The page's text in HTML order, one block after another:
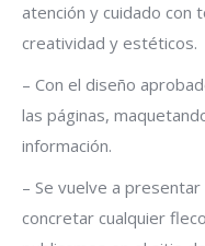
atención y cuidado con
creatividad y estéticos.
– Con el diseño
las páginas,
información.
– Se vuelve a
concretar cualquier